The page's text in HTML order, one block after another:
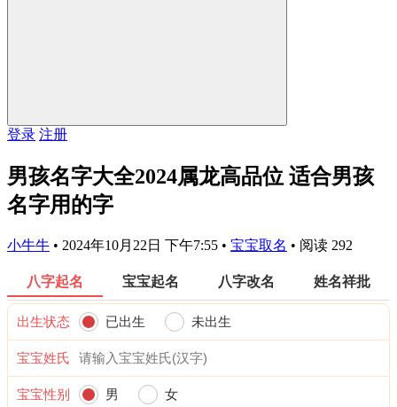
登录 注册
男孩名字大全2024属龙高品位 适合男孩
名字用的字
小牛牛 • 2024年10月22日 下午7:55 • 宝宝取名 • 阅读 292
八字起名 宝宝起名 八字改名 姓名祥批
出生状态 已出生 未出生
宝宝姓氏
宝宝性别 男 女